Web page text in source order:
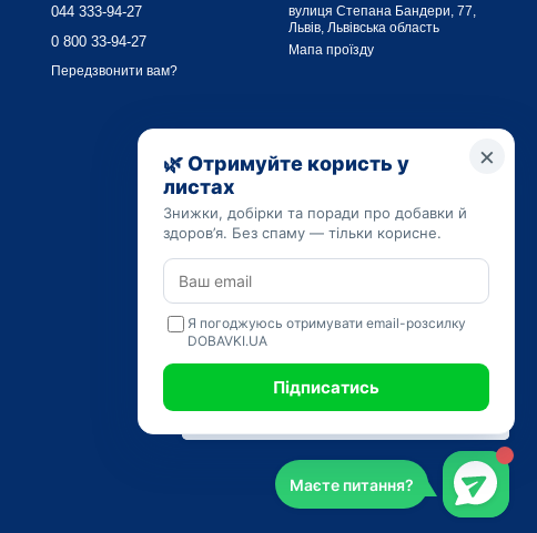
результативності слід підібрати курс n-ацетилцистеїну, купити
044 333-94-27
0 800 33-94-27
Передзвонити вам?
вулиця Степана Бандери, 77,
Львів, Львівська область
Мапа проїзду